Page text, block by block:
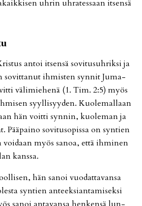
uh­rin uh­ra­tes­saan it­sen­sä
an­toi it­sen­sä so­vi­tu­suh­rik­si ja
so­vit­ta­nut ih­mis­ten syn­nit Ju­ma­
vä­li­mie­he­nä (1. Tim. 2:5) myös
syyl­li­syy­den. Kuo­le­mal­laan
hän voit­ti syn­nin, kuo­le­man ja
Pää­pai­no so­vi­tu­so­pis­sa on syn­tien
voi­daan myös sa­noa, et­tä ih­mi­nen
kans­sa.
hän sa­noi vuo­dat­ta­van­sa
syn­tien an­teek­si­an­ta­mi­sek­si
sa­noi an­ta­van­sa hen­ken­sä lun­